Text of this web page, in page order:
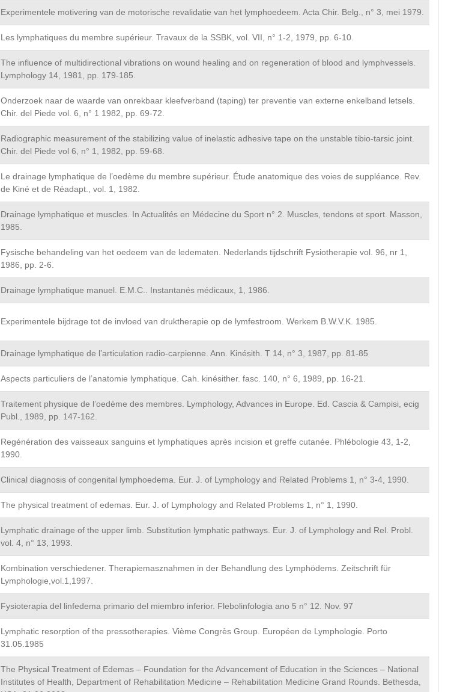
Experimentele motivering van de motorische revalidatie van het lymphoedeem. Acta Chir. Belg., n° 3, mei 1979.
Les lymphatiques du membre supérieur. Travaux de la SSBK, vol. VII, n° 1-2, 1979, pp. 6-10.
The influence of multidirectional vibrations on wound healing and on regeneration of blood and lymphvessels.
Lymphology 14, 1981, pp. 179-185.
Onderzoek naar de waarde van onrekbaar kleefverband (taping) ter preventie van externe enkelband letsels.
Chir. del Piede vol. 6, n° 1 1982, pp. 69-72.
Radiographic measurement of the stabilizing value of inelastic adhesive tape on the unstable tibio-tarsic joint.
Chir. del Piede vol 6, n° 1, 1982, pp. 59-68.
Le drainage lymphatique de l’oedème du membre supérieur. Étude anatomique des voies de suppléance. Rev.
de Kiné et de Réadapt., vol. 1, 1982.
Drainage lymphatique et muscles. In Actualités en Médecine du Sport n° 2. Muscles, tendons et sport. Masson,
1985.
Fysische behandeling van het oedeem van de ledematen. Nederlands tijdschrift Fysiotherapie vol. 96, nr 1,
1986, pp. 2-6.
Drainage lymphatique manuel. E.M.C.. Instantanés médicaux, 1, 1986.
Experimentele bijdrage tot de invloed van druktherapie op de lymfestroom. Werkem B.W.V.K. 1985.
Drainage lymphatique de l’articulation radio-carpienne. Ann. Kinésith. T 14, n° 3, 1987, pp. 81-85
Aspects particuliers de l’anatomie lymphatique. Cah. kinésither. fasc. 140, n° 6, 1989, pp. 16-21.
Traitement physique de l’oedème des membres. Lymphology, Advances in Europe. Ed. Cascia & Campisi, ecig
Publ., 1989, pp. 147-162.
Regénération des vaisseaux sanguins et lymphatiques après incision et greffe cutanée. Phlébologie 43, 1-2,
1990.
Clinical diagnosis of congenital lymphoedema. Eur. J. of Lymphology and Related Problems 1, n° 3-4, 1990.
The physical treatment of edemas. Eur. J. of Lymphology and Related Problems 1, n° 1, 1990.
Lymphatic drainage of the upper limb. Substitution lymphatic pathways. Eur. J. of Lymphology and Rel. Probl.
vol. 4, n° 13, 1993.
Kombination verschiedener. Therapiemasznahmen in der Behandlung des Lymphödems. Zeitschrift für
Lymphologie,vol.1,1997.
Fysioterapia del linfedema primario del miembro inferior. Flebolinfologia ano 5 n° 12. Nov. 97
Lymphatic resorption of the pressotherapies. Vième Congrès Group. Européen de Lymphologie. Porto
31.05.1985
The Physical Treatment of Edemas – Foundation for the Advancement of Education in the Sciences – National
Institutes of Health, Department of Rehabilitation Medicine – Rehabilitation Medicine Grand Rounds. Bethesda,